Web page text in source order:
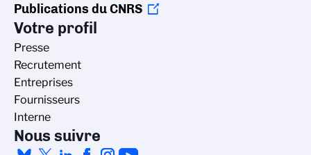
Publications du CNRS
Votre profil
Presse
Recrutement
Entreprises
Fournisseurs
Interne
Nous suivre